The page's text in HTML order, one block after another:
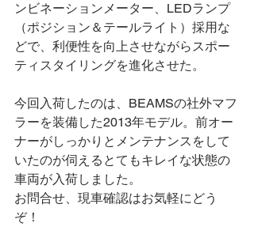
ンビネーションメーター、LEDランプ
（ポジション＆テールライト）採用な
どで、利便性を向上させながらスポー
ティスタイリングを進化させた。
今回入荷したのは、BEAMSの社外マフ
ラーを装備した2013年モデル。前オー
ナーがしっかりとメンテナンスをして
いたのが伺えるとてもキレイな状態の
車両が入荷しました。
お問合せ、現車確認はお気軽にどう
ぞ！